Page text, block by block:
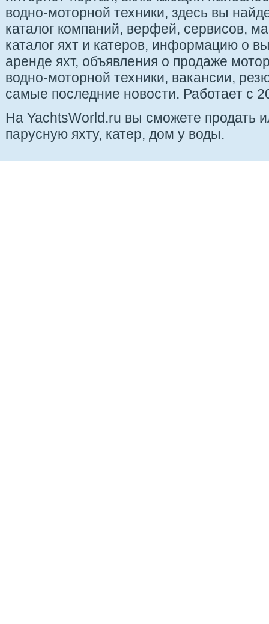
водно-моторной техники, здесь вы
каталог компаний, верфей, сервисов,
каталог яхт и катеров, информацию о
аренде яхт, объявления о продаже
водно-моторной техники, вакансии,
самые последние новости. Работает с
На YachtsWorld.ru вы сможете продать
парусную яхту, катер, дом у воды.